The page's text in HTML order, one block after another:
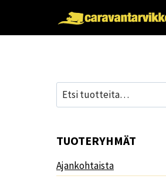
Etsi:
TUOTERYHMÄT
Ajankohtaista